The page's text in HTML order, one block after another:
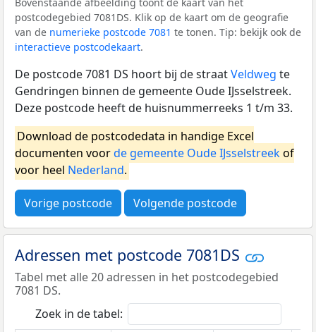
Bovenstaande afbeelding toont de kaart van het
postcodegebied 7081DS. Klik op de kaart om de geografie
van de numerieke postcode 7081 te tonen. Tip: bekijk ook de
interactieve postcodekaart.
De postcode 7081 DS hoort bij de straatVeldweg te
Gendringen binnen de gemeente Oude IJsselstreek.
Deze postcode heeft de huisnummerreeks 1 t/m 33.
Download de postcodedata in handige Excel
documenten voorde gemeente Oude IJsselstreekof
voor heel Nederland.
Vorige postcode Volgende postcode
Adressen met postcode 7081DS
Tabel met alle 20 adressen in het postcodegebied
7081 DS.
Zoek in de tabel: